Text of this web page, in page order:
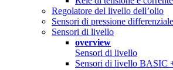
Regolatore del livello dell’olio
Sensori di pressione
Sensori di livello
overview
Sensori di livello
Sensori di livello BASIC